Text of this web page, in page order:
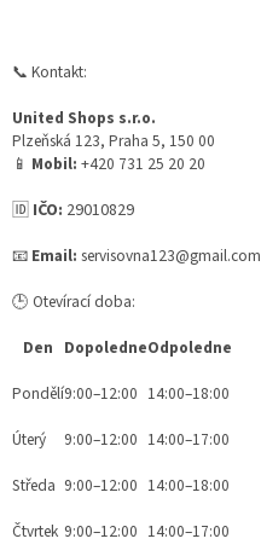
📞 Kontakt:
United Shops s.r.o.
Plzeňská 123, Praha 5, 150 00
📱 Mobil: +420 731 25 20 20
🆔 IČO: 29010829
📧 Email: servisovna123@gmail.com
🕒 Otevírací doba:
Den DopoledneOdpoledne
Pondělí9:00–12:00 14:00–18:00
Úterý
9:00–12:00 14:00–17:00
Středa 9:00–12:00 14:00–18:00
Čtvrtek 9:00–12:00 14:00–17:00